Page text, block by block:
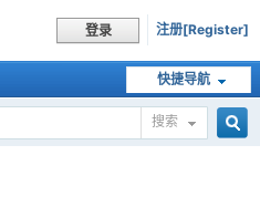
登录 注册[Register]
快捷导航
搜索